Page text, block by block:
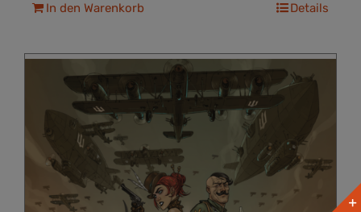
In den Warenkorb Details